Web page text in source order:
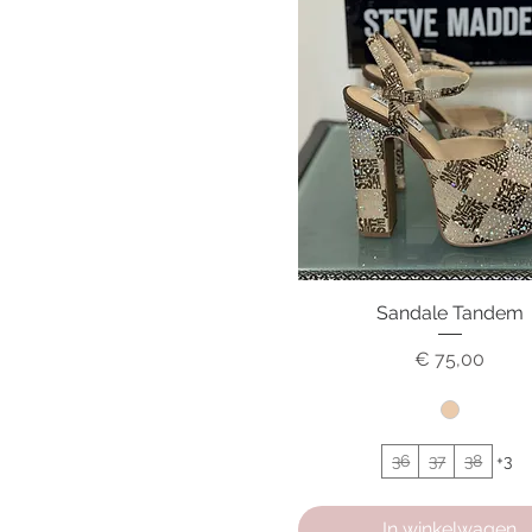
Snel overzicht
Sandale Tandem
Prijs
€ 75,00
36 37 38 +3